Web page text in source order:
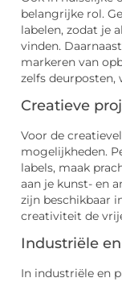
belangrijke rol.
labelen, zodat je
vinden.
markeren van
zelfs deurposten,
Creatieve
Voor de
mogelijkheden.
labels, maak
aan je kunst- en
zijn beschikbaar
creativiteit de
Industriële
In industriële en